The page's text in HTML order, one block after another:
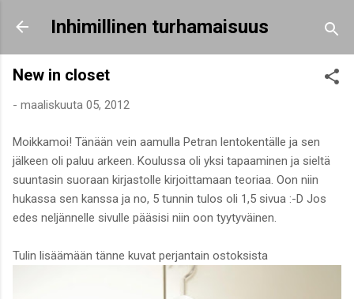
Siirry pääsisältöön
Inhimillinen turhamaisuus
New in closet
- maaliskuuta 05, 2012
Moikkamoi! Tänään vein aamulla Petran lentokentälle ja sen
jälkeen oli paluu arkeen. Koulussa oli yksi tapaaminen ja sieltä
suuntasin suoraan kirjastolle kirjoittamaan teoriaa. Oon niin
hukassa sen kanssa ja no, 5 tunnin tulos oli 1,5 sivua :-D Jos
edes neljännelle sivulle pääsisi niin oon tyytyväinen.
Tulin lisäämään tänne kuvat perjantain ostoksista